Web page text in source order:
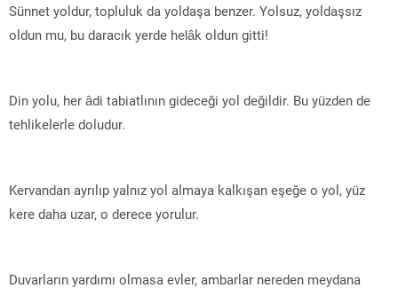
Sünnet yoldur, topluluk da yoldaşa benzer. Yolsuz, yoldaşsız
oldun mu, bu daracık yerde helâk oldun gitti!
Din yolu, her âdi tabiatlının gideceği yol değildir. Bu yüzden de
tehlikelerle doludur.
Kervandan ayrılıp yalnız yol almaya kalkışan eşeğe o yol, yüz
kere daha uzar, o derece yorulur.
Duvarların yardımı olmasa evler, ambarlar nereden meydana